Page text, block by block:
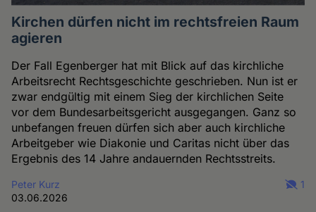
Kirchen dürfen nicht im rechtsfreien Raum
agieren
Der Fall Egenberger hat mit Blick auf das kirchliche
Arbeitsrecht Rechtsgeschichte geschrieben. Nun ist er
zwar endgültig mit einem Sieg der kirchlichen Seite
vor dem Bundesarbeitsgericht ausgegangen. Ganz so
unbefangen freuen dürfen sich aber auch kirchliche
Arbeitgeber wie Diakonie und Caritas nicht über das
Ergebnis des 14 Jahre andauernden Rechtsstreits.
Peter Kurz
03.06.2026
1